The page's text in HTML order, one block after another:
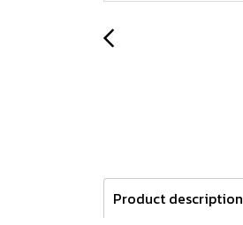
Product description